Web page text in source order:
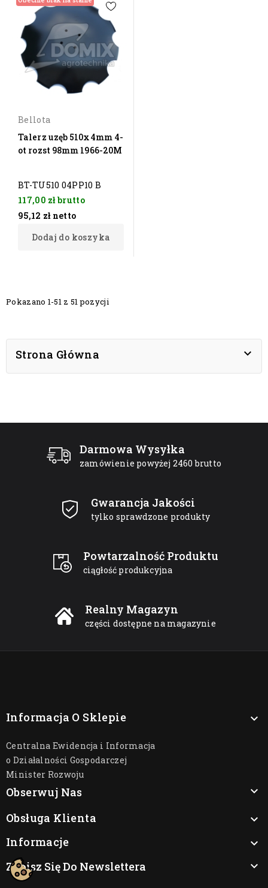
Bellota
Talerz uzęb 510x4mm 4-
ot rozst 98mm 1966-20M
BT-TU510 04PP10 B
117,00 złbrutto
95,12 zł netto
Dodaj do koszyka
Pokazano 1-51 z 51 pozycji
Strona Główna 
Darmowa Wysyłka
zamówienie powyżej 2460 brutto
Gwarancja Jakości
tylko sprawdzone produkty
Powtarzalność Produktu
ciągłość produkcyjna
Realny Magazyn
części dostępne na magazynie
Informacja O Sklepie 
Centralna Ewidencja i Informacja
o Działalności Gospodarczej
Minister Rozwoju
Obserwuj Nas

Obsługa Klienta

Informacje

Zapisz Się Do Newslettera
